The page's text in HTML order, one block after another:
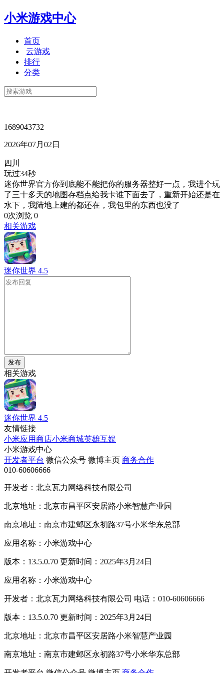
小米游戏中心
首页
云游戏
排行
分类
1689043732
2026年07月02日
四川
玩过34秒
迷你世界官方你到底能不能把你的服务器整好一点，我进个玩
了三十多天的地图存档点给我卡谁下面去了，重新开始还是在
水下，我陆地上建的都还在，我包里的东西也没了
0次浏览 0
相关游戏
迷你世界 4.5
发布
相关游戏
迷你世界 4.5
友情链接
小米应用商店小米商城英雄互娱
小米游戏中心
开发者平台 微信公众号 微博主页 商务合作
010-60606666
开发者：北京瓦力网络科技有限公司
北京地址：北京市昌平区安居路小米智慧产业园
南京地址：南京市建邺区永初路37号小米华东总部
应用名称：小米游戏中心
版本：13.5.0.70 更新时间：2025年3月24日
应用名称：小米游戏中心
开发者：北京瓦力网络科技有限公司 电话：010-60606666
版本：13.5.0.70 更新时间：2025年3月24日
北京地址：北京市昌平区安居路小米智慧产业园
南京地址：南京市建邺区永初路37号小米华东总部